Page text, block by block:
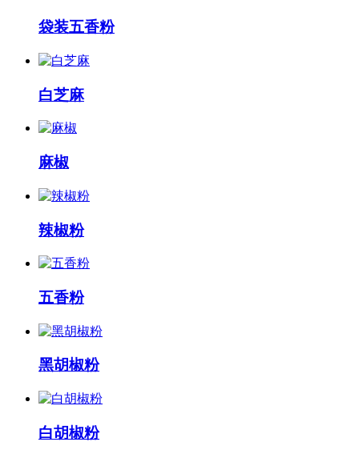
袋装五香粉
白芝麻
麻椒
辣椒粉
五香粉
黑胡椒粉
白胡椒粉